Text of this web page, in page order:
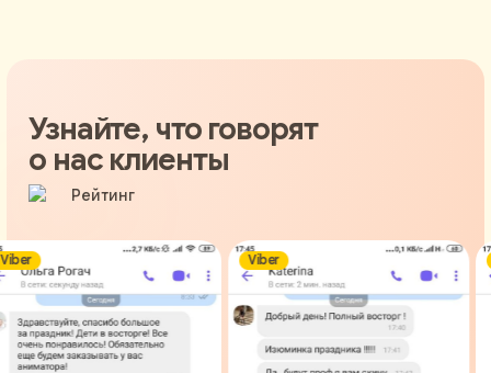
Узнайте, что говорят
о нас клиенты
Viber